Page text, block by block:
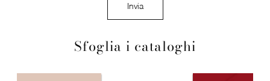
Sfoglia i cataloghi
Invia